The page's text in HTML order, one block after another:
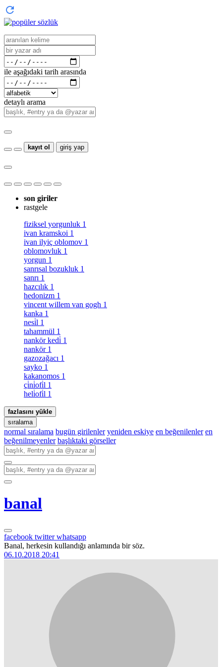
ile aşağıdaki tarih arasında
detaylı arama
kayıt ol giriş yap
son giriler
rastgele
fiziksel yorgunluk 1
ivan kramskoi 1
ivan ilyiç oblomov 1
oblomovluk 1
yorgun 1
sanrısal bozukluk 1
sanrı 1
hazcılık 1
hedonizm 1
vincent willem van gogh 1
kanka 1
nesi̇l 1
tahammül 1
nankör kedi̇ 1
nankör 1
gazozağacı 1
sayko 1
kakanomos 1
çi̇ni̇ofi̇l 1
heli̇ofi̇l 1
fazlasını yükle
sıralama
normal sıralama bugün girilenler yeniden eskiye en beğenilenler en
beğenilmeyenler başlıktaki görseller
banal
facebook twitterwhatsapp
Banal, herkesin kullandığı anlamında bir söz.
06.10.2018 20:41